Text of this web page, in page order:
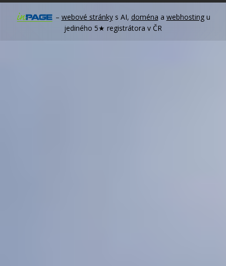
–webové stránkys AI,doménaawebhostingu
jediného 5★ registrátora v ČR